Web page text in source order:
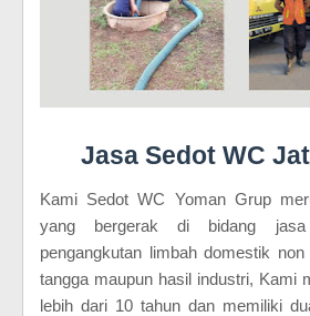
Jasa Sedot WC
Kami Sedot WC Yoman Grup
yang bergerak di bidang
pengangkutan limbah domestik
tangga maupun hasil industri, Kami
lebih dari 10 tahun dan memiliki